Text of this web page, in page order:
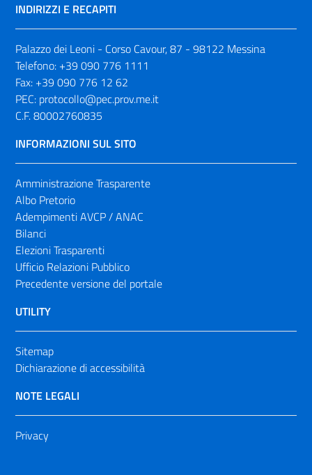
INDIRIZZI E RECAPITI
Palazzo dei Leoni - Corso Cavour, 87 - 98122 Messina
Telefono: +39 090 776 1111
Fax: +39 090 776 12 62
PEC: protocollo@pec.prov.me.it
C.F. 80002760835
INFORMAZIONI SUL SITO
Amministrazione Trasparente
Albo Pretorio
Adempimenti AVCP / ANAC
Bilanci
Elezioni Trasparenti
Ufficio Relazioni Pubblico
Precedente versione del portale
UTILITY
Sitemap
Dichiarazione di accessibilità
NOTE LEGALI
Privacy